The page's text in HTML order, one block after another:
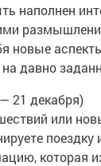
наполнен
новые
давно
21 декабря)
или
поездку
которая